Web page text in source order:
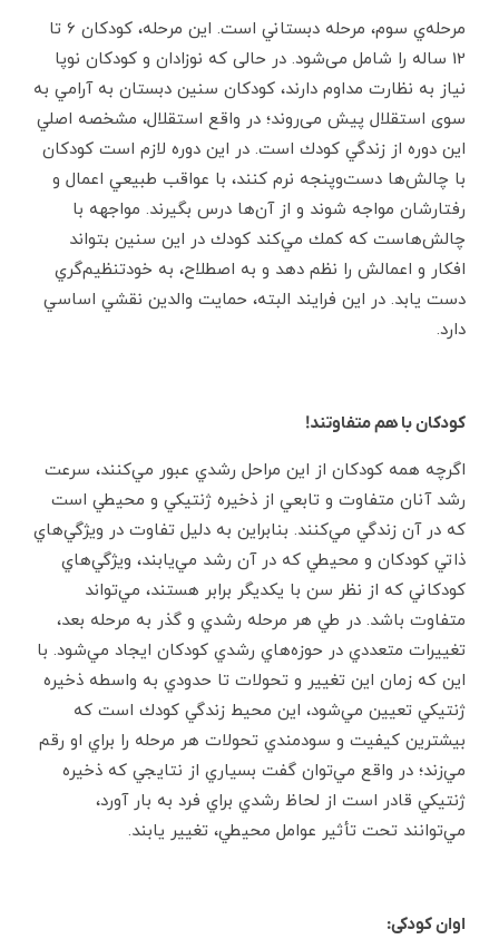
مرحله‌ي سوم، مرحله‌ دبستاني است. اين مرحله، كودكان 6 تا
12 ساله را شامل می‌شود. در حالی که نوزادان و كودكان نوپا
نیاز به نظارت مداوم دارند، کودکان سنین دبستان به آرامي به
سوی استقلال پیش می‌روند؛ در واقع استقلال، مشخصه‌ اصلي
اين دوره از زندگي كودك است. در اين دوره لازم است كودكان
با چالش‌ها دست‌وپنجه نرم كنند، با عواقب طبيعي اعمال و
رفتارشان مواجه شوند و از آن‌ها درس بگيرند. مواجهه با
چالش‌هاست كه كمك مي‌كند كودك در اين سنين بتواند
افكار و اعمالش را نظم دهد و به اصطلاح، به خودتنظيم‌گري
دست يابد. در اين فرايند البته، حمايت والدين نقشي اساسي
دارد.
کودکان با هم متفاوتند!
اگرچه همه‌ كودكان از اين مراحل رشدي عبور مي‌كنند، سرعت
رشد آنان متفاوت و تابعي از ذخيره‌ ژنتيكي و محيطي است
كه در آن زندگي مي‌كنند. بنابراين به دليل تفاوت در ويژگي‌هاي
ذاتي كودكان و محيطي كه در آن رشد مي‌يابند، ويژگي‌هاي
كودكاني كه از نظر سن با يكديگر برابر هستند، مي‌تواند
متفاوت باشد. در طي هر مرحله رشدي و گذر به مرحله‌ بعد،
تغييرات متعددي در حوزه‌هاي رشدي كودكان ايجاد مي‌شود. با
اين كه زمان اين تغيير و تحولات تا حدودي به واسطه‌ ذخيره‌
ژنتيكي تعيين مي‌شود، اين محيط زندگي كودك است كه
بیشترین كيفيت و سودمندي تحولات هر مرحله را براي او رقم
مي‌زند؛ در واقع مي‌توان گفت بسياري از نتايجي كه ذخيره‌
ژنتيكي قادر است از لحاظ رشدي براي فرد به بار آورد،
مي‌توانند تحت تأثير عوامل محيطي، تغيير يابند.
اوان کودکی: